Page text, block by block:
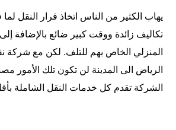
يهاب الكثير من الناس اتخاذ قرار النقل
تكاليف زائدة ووقت كبير ضائع بالإضافة
المنزلي الخاص بهم للتلف. لكن مع
الرياض الى المدينة لن تكون تلك الأمور
الشركة تقدم كل خدمات النقل الشاملة